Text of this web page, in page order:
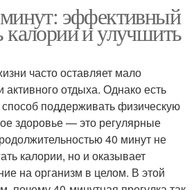
эффективный
калории и улучшить
часто оставляет мало
отдыха. Однако есть
поддерживать физическую
здоровье — это регулярные
40 минут не
калории, но и оказывает
на организм в целом. В этой